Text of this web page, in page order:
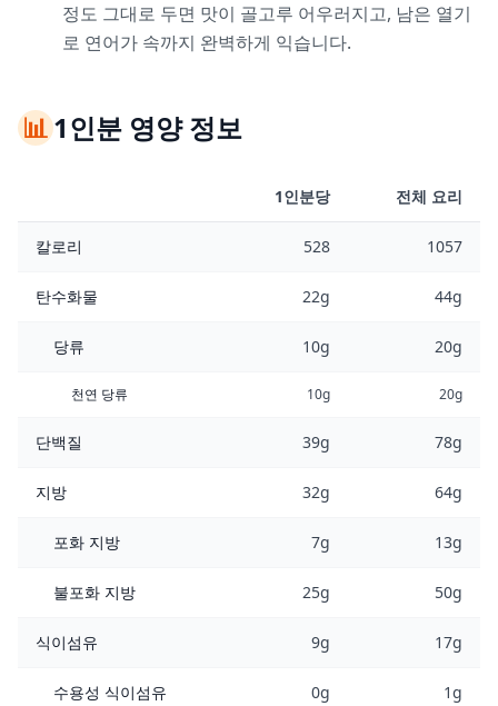
정도 그대로 두면 맛이 골고루 어우러지고, 남은 열기
로 연어가 속까지 완벽하게 익습니다.
📊1인분 영양 정보
1인분당 전체 요리
칼로리 528 1057
탄수화물 22g 44g
당류 10g 20g
천연 당류 10g 20g
단백질 39g 78g
지방 32g 64g
포화 지방 7g 13g
불포화 지방 25g 50g
식이섬유 9g 17g
수용성 식이섬유 0g 1g